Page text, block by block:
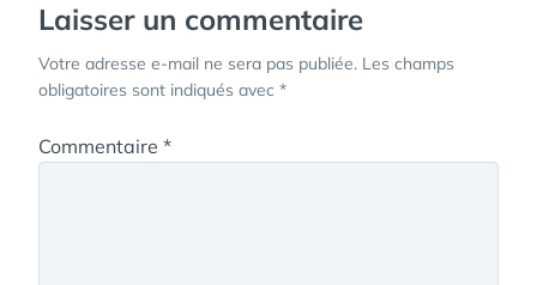
Laisser un commentaire
Votre adresse e-mail ne sera pas publiée. Les champs
obligatoires sont indiqués avec *
Commentaire *